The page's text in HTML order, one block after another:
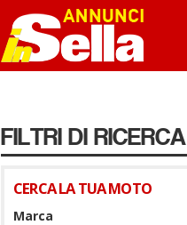
FILTRI DI RICERCA
CERCA LA TUA MOTO
Marca